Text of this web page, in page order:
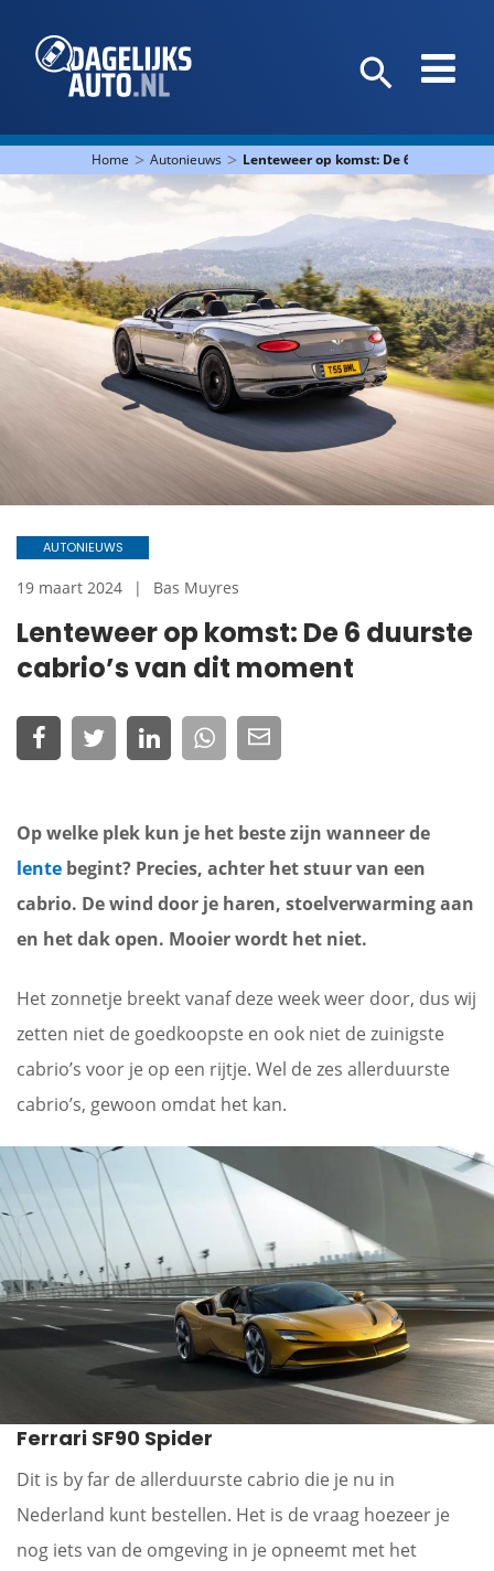
Home > Autonieuws > Lenteweer op komst: De 6 duurste
Lenteweer op komst: De 6 duurste
cabrio’s van dit moment
AUTONIEUWS
19 maart 2024 Bas Muyres
Op welke plek kun je het beste zijn wanneer de
lente begint? Precies, achter het stuur van een
cabrio. De wind door je haren, stoelverwarming aan
en het dak open. Mooier wordt het niet.
Het zonnetje breekt vanaf deze week weer door, dus wij
zetten niet de goedkoopste en ook niet de zuinigste
cabrio’s voor je op een rijtje. Wel de zes allerduurste
cabrio’s, gewoon omdat het kan.
Ferrari SF90 Spider
Dit is by far de allerduurste cabrio die je nu in
Nederland kunt bestellen. Het is de vraag hoezeer je
nog iets van de omgeving in je opneemt met het